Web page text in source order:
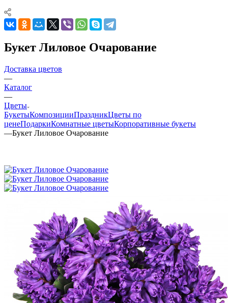
Букет Лиловое Очарование
Доставка цветов
—
Каталог
—
Цветы
БукетыКомпозицииПраздникЦветы по
ценеПодаркиКомнатные цветыКорпоративные букеты
—Букет Лиловое Очарование